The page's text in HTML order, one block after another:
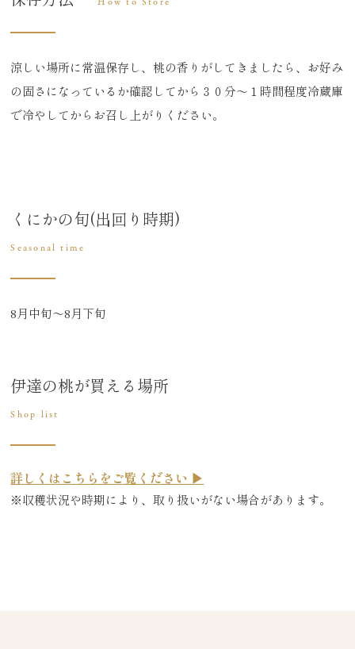
涼しい場所に常温保存し、桃の香りがしてきましたら、お好み
の固さになっているか確認してから３０分～１時間程度冷蔵庫
で冷やしてからお召し上がりください。
くにかの旬(出回り時期)
Seasonal time
8月中旬～8月下旬
伊達の桃が買える場所
Shop list
詳しくはこちらをご覧ください ▶
※収穫状況や時期により、取り扱いがない場合があります。